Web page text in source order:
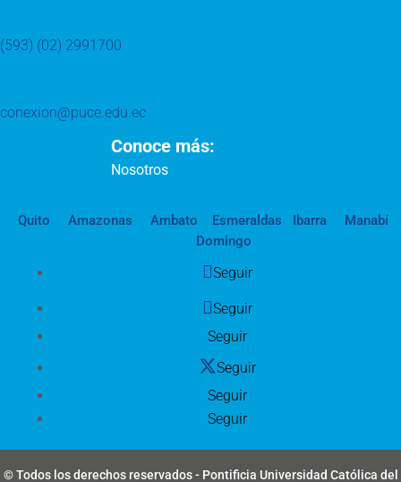
(593) (02) 2991700
conexion@puce.edu.ec
Conoce más:
Nosotros
Quito Amazonas Ambato Esmeraldas Ibarra
Manabí
Domingo
Seguir
Seguir
Seguir
Seguir
Seguir
Seguir
© Todos los derechos reservados - Pontificia Universidad Católica del